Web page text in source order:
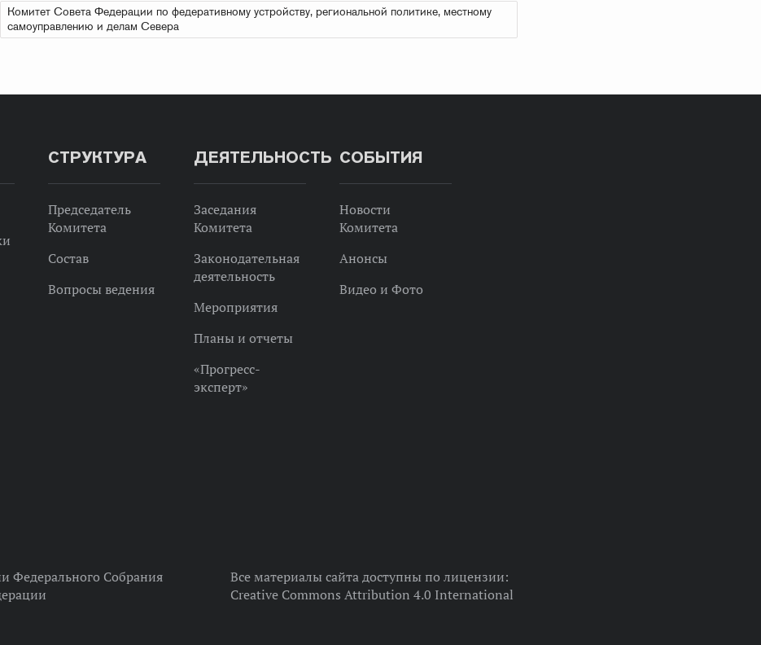
Комитет Совета Федерации по федеративному устройству, региональной политике, местному
самоуправлению и делам Севера
СТРУКТУРА
Председатель
Комитета
Состав
Вопросы ведения
ДЕЯТЕЛЬНОСТЬ
Заседания
Комитета
Законодательная
деятельность
Мероприятия
Планы и отчеты
«Прогресс-
эксперт»
СОБЫТИЯ
Новости
Комитета
Анонсы
Видео и Фото
Федерального Собрания
Все материалы сайта доступны по лицензии:
Creative Commons Attribution 4.0 International